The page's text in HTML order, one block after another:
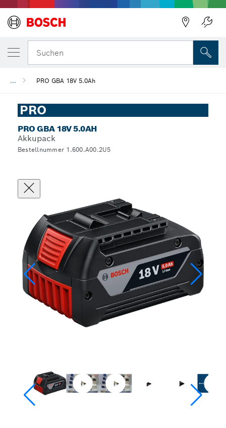
Suchen
... PRO GBA 18V 5.0Ah
PRO
PRO GBA 18V 5.0AH
Akkupack
Bestellnummer 1.600.A00.2U5